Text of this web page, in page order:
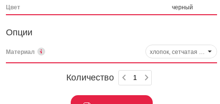
Цвет черный
Опции
Материал хлопок, сетчатая структура, арт. 8610-04
Количество